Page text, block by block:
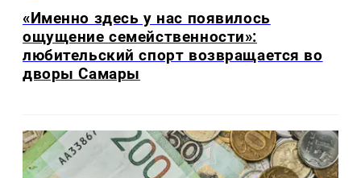
«Именно здесь у нас появилось
ощущение семейственности»:
любительский спорт возвращается во
дворы Самары